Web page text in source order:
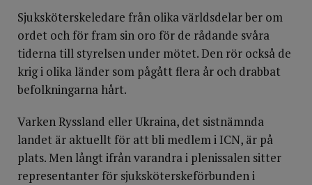
Sjuksköterskeledare från olika världsdelar ber om
ordet och för fram sin oro för de rådande svåra
tiderna till styrelsen under mötet. Den rör också de
krig i olika länder som pågått flera år och drabbat
befolkningarna hårt.
Varken Ryssland eller Ukraina, det sistnämnda
landet är aktuellt för att bli medlem i ICN, är på
plats. Men långt ifrån varandra i plenissalen sitter
representanter för sjuksköterskeförbunden i